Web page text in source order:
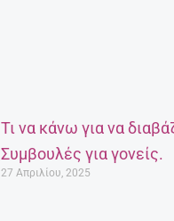
Τι να κάνω για να
Συμβουλές για γονείς.
27 Απριλίου, 2025